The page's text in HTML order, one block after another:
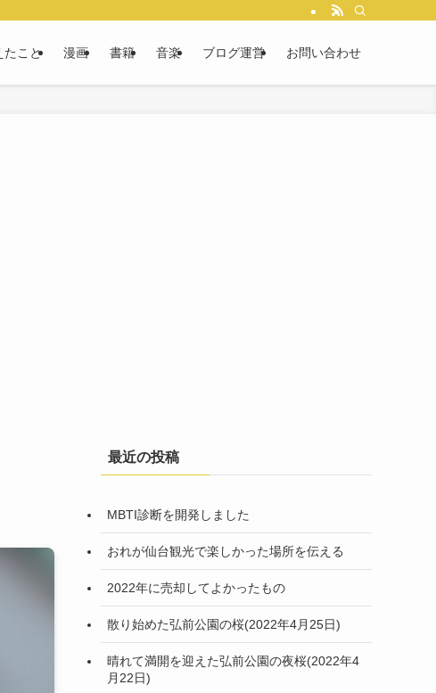
たこと 漫画 書籍 音楽 ブログ運営 お問い合わせ
最近の投稿
MBTI診断を開発しました
おれが仙台観光で楽しかった場所を伝える
2022年に売却してよかったもの
散り始めた弘前公園の桜(2022年4月25日)
晴れて満開を迎えた弘前公園の夜桜(2022年4
月22日)